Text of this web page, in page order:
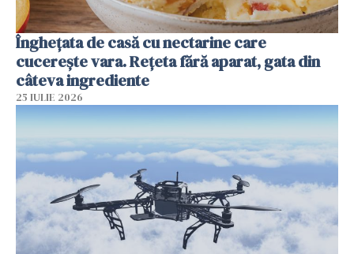
Înghețata de casă cu nectarine care
cucerește vara. Rețeta fără aparat, gata din
câteva ingrediente
25 IULIE 2026